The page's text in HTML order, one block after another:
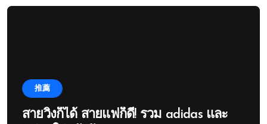
推薦
สายวิ่งก็ได้ สายแฟก็ดี! รวม adidas และ